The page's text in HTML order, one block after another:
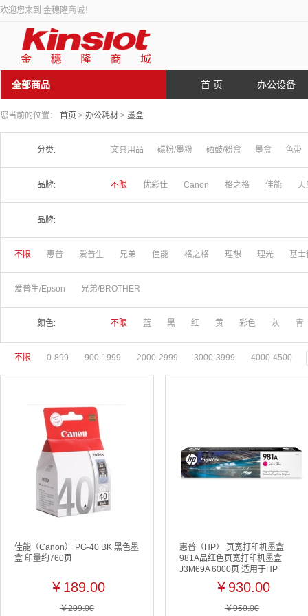
欢迎您来到 金穗隆商城！
全部商品 首 页 办公设备
您当前的位置： 首页 > 办公耗材 > 墨盒
分类: 文具用品 碳粉/墨粉 硒鼓/粉盒 墨盒 色带
品牌: 不限 优彩仕 Canon 格之格 佳能 天
品牌:
不限 惠普 爱普生 兄弟 佳能 格之格 理想 理光 基士
爱普生/Epson 兄弟/BROTHER
颜色: 不限 蓝 黑 红 黄 彩色 灰 青
不限 0-899 900-1999 2000-2999 3000-3999 4000-4500
佳能（Canon） PG-40 BK 黑色墨
盒 印量约760页
￥189.00
￥209.00
惠普（HP） 页宽打印机墨盒
981A品红色页宽打印机墨盒
J3M69A 6000页 适用于HP
PageWide Enterprise Color 586
系列; HP PageWide Enterprise
Color 556 系列
￥930.00
￥950.00